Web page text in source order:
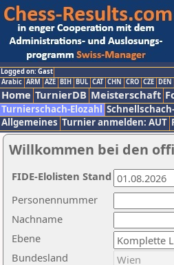
Logged on: Gast
Arabic ARM AZE BIH BUL CAT CHN CRO CZE DEN
Home TurnierDB Meisterschaft
Turnierschach-Elozahl
Allgemeines Turnier anmelden: AUT
Willkommen bei den
Nachname
Ebene
Personennummer
Bundesland
FIDE-Elolisten Stand